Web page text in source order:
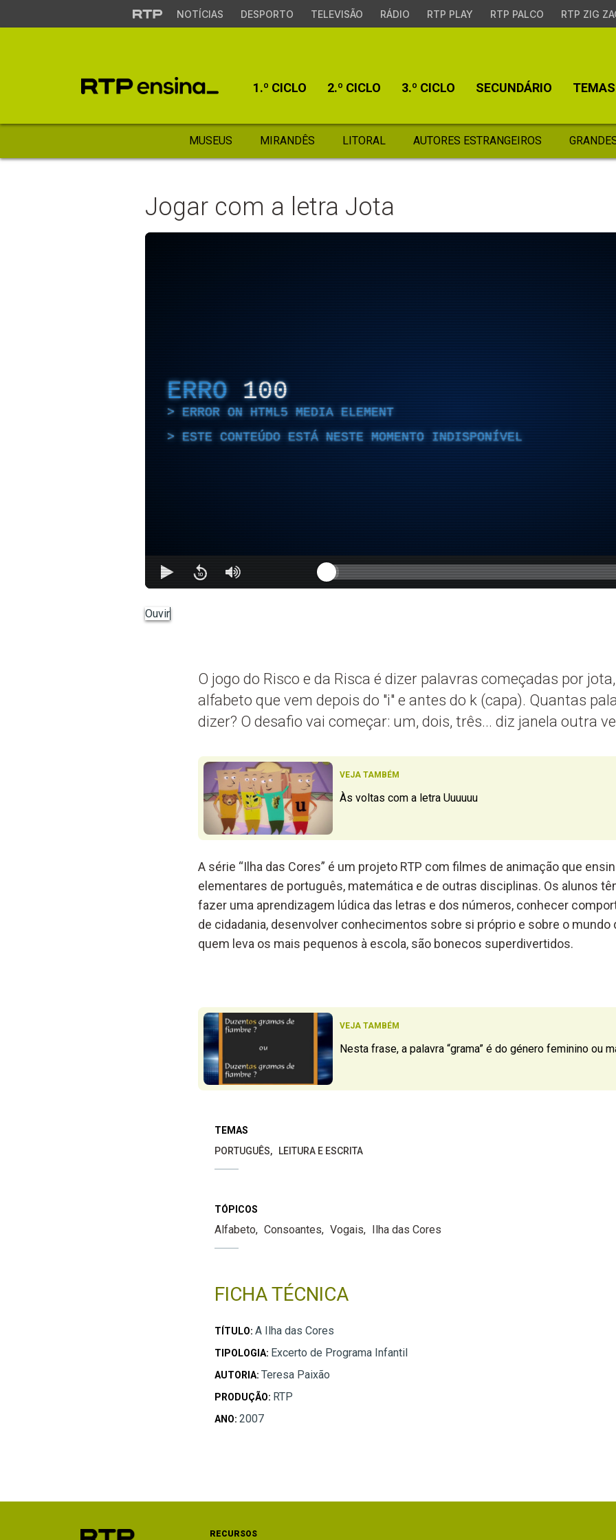
NOTÍCIAS DESPORTO TELEVISÃO RÁDIO RTP PLAY RTP PALCO RTP ZIG
1.º CICLO 2.º CICLO 3.º CICLO SECUNDÁRIO TEMAS
MUSEUS MIRANDÊS LITORAL AUTORES ESTRANGEIROS
Jogar com a letra Jota
ERRO 100
ERROR ON HTML5 MEDIA ELEMENT
ESTE CONTEÚDO ESTÁ NESTE MOMENTO INDISPONÍVEL
Ouvir
O jogo do Risco e da Risca é dizer palavras começadas por
alfabeto que vem depois do "i" e antes do k (capa). Quantas
dizer? O desafio vai começar: um, dois, três... diz janela outra
VEJA TAMBÉM
Às voltas com a letra Uuuuuu
A série “Ilha das Cores” é um projeto RTP com filmes de animação que
elementares de português, matemática e de outras disciplinas. Os alunos
fazer uma aprendizagem lúdica das letras e dos números, conhecer
de cidadania, desenvolver conhecimentos sobre si próprio e sobre o mundo
quem leva os mais pequenos à escola, são bonecos superdivertidos.
VEJA TAMBÉM
Nesta frase, a palavra “grama” é do género feminino ou
TEMAS
PORTUGUÊS
LEITURA E ESCRITA
TÓPICOS
Alfabeto Consoantes Vogais Ilha das Cores
FICHA TÉCNICA
TÍTULO: A Ilha das Cores
TIPOLOGIA: Excerto de Programa Infantil
AUTORIA: Teresa Paixão
PRODUÇÃO: RTP
ANO: 2007
RECURSOS